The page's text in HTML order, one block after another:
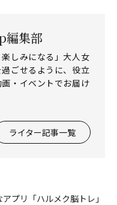
編集部
楽しみになる」大人女
ごせるように、役立
・イベントでお届け
ライター記事一覧
プリ「ハルメク脳トレ」